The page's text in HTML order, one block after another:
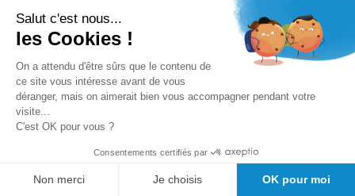
Girodmedical est également présent dans 23 pays
Tous les dispositifs médicaux présentés sur ce site sont conformes
aux articlesL 5213-3du code de la santé publique et à l'arrêté du
21 décembre 2012 fixant la liste des dispositifs médicaux autorisés à
faire l'objet d'une publicité auprès du public, ainsi qu'à l'article
5213-1du code de la santé publique. Par conséquent, ils peuvent
être légalement promus et rendus accessibles au public.
© 2026 Girodmedical. Tous droits réservés.
Paiement 100 % sécurisé !
Salut c'est nous...
les Cookies !
On a attendu d'être sûrs que le contenu de
ce site vous intéresse avant de vous
déranger, mais on aimerait bien vous accompagner pendant votre
visite...
C'est OK pour vous ?
Consentements certifiés par
Non merci Je choisis OK pour moi